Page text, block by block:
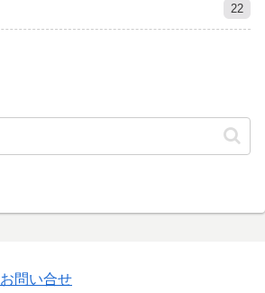
22
お問い合せ